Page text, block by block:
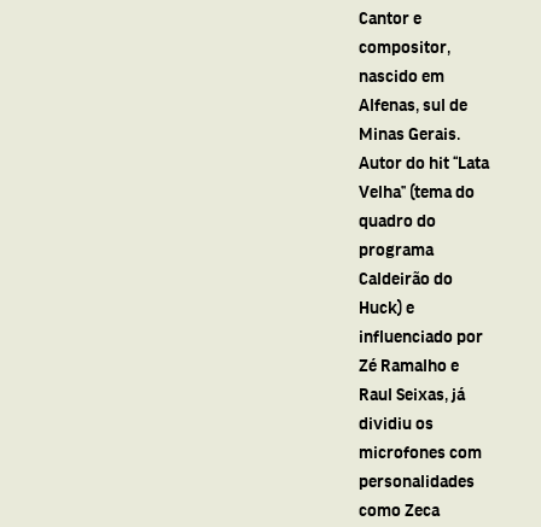
Cantor e
compositor,
nascido em
Alfenas, sul de
Minas Gerais.
Autor do hit “Lata
Velha” (tema do
quadro do
programa
Caldeirão do
Huck) e
influenciado por
Zé Ramalho e
Raul Seixas, já
dividiu os
microfones com
personalidades
como Zeca